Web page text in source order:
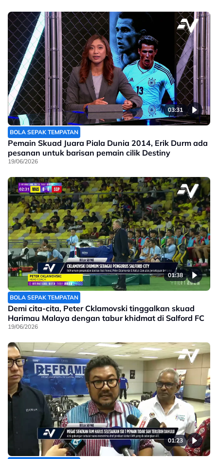
03:31
BOLA SEPAK TEMPATAN
Pemain Skuad Juara Piala Dunia 2014, Erik Durm ada
pesanan untuk barisan pemain cilik Destiny
19/06/2026
01:38
BOLA SEPAK TEMPATAN
Demi cita-cita, Peter Cklamovski tinggalkan skuad
Harimau Malaya dengan tabur khidmat di Salford FC
19/06/2026
01:23